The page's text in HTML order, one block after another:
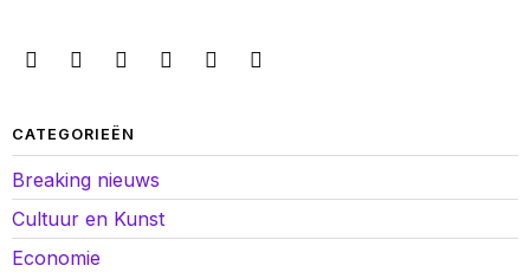
CATEGORIEËN
Breaking nieuws
Cultuur en Kunst
Economie